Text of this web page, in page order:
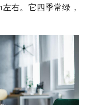
右。它四季常绿，